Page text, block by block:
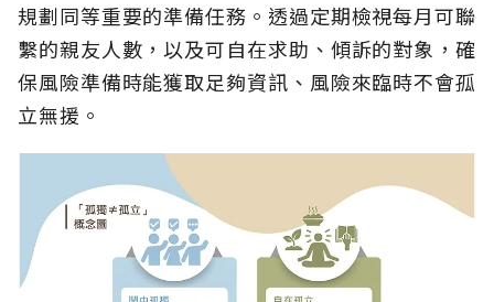
規劃同等重要的準備任務。透過定期檢視每月可聯
繫的親友人數，以及可自在求助、傾訴的對象，確
保風險準備時能獲取足夠資訊、風險來臨時不會孤
立無援。